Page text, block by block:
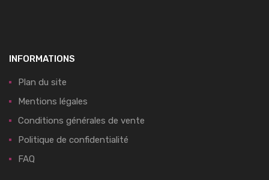
INFORMATIONS
Plan du site
Mentions légales
Conditions générales de vente
Politique de confidentialité
FAQ